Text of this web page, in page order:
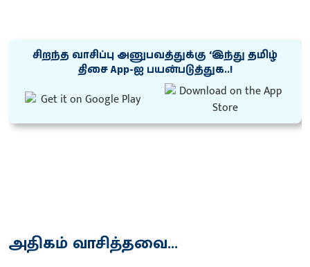
சிறந்த வாசிப்பு அனுபவத்துக்கு ‘இந்து தமிழ்
திசை App-ஐ பயன்படுத்துக..!
அதிகம் வாசித்தவை...